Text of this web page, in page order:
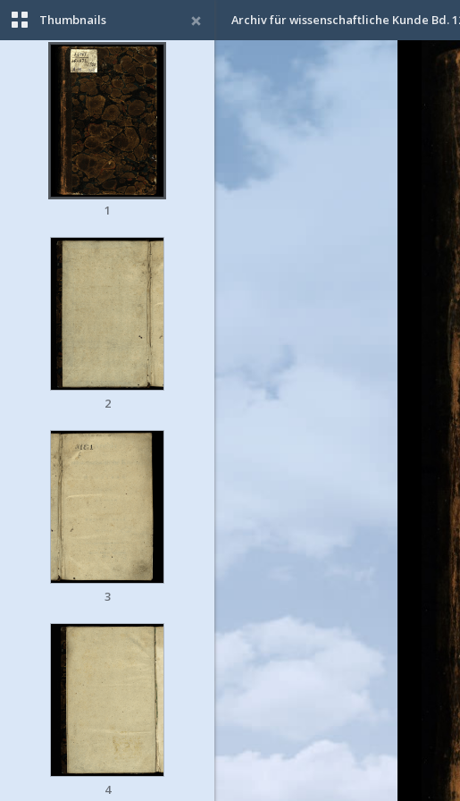
Archiv für wissenschaftliche Kunde Bd.
Thumbnails
1
2
3
4